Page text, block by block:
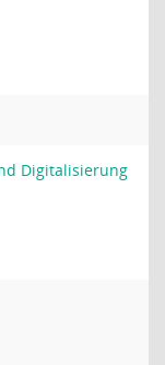
Digitalisierung